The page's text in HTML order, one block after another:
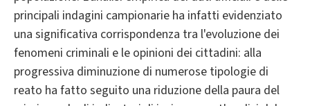
principali indagini campionarie ha infatti evidenziato
una significativa corrispondenza tra l'evoluzione dei
fenomeni criminali e le opinioni dei cittadini: alla
progressiva diminuzione di numerose tipologie di
reato ha fatto seguito una riduzione della paura del